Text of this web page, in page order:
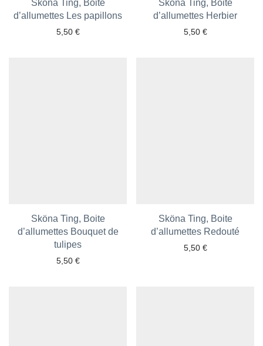
Sköna Ting, Boite
d’allumettes Les papillons
5,50 €
Ajouter aux favoris
Sköna Ting, Boite
d’allumettes Herbier
5,50 €
Ajouter aux favoris
Sköna Ting, Boite
d’allumettes Bouquet de
tulipes
5,50 €
Ajouter aux favoris
Sköna Ting, Boite
d’allumettes Redouté
5,50 €
Ajouter aux favoris